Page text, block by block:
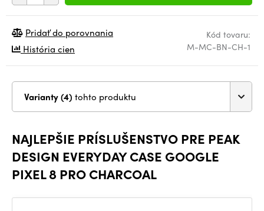
Kód tovaru:
M-MC-BN-CH-1
Pridať do porovnania
História cien
Varianty (4) tohto produktu
NAJLEPŠIE PRÍSLUŠENSTVO PRE PEAK
DESIGN EVERYDAY CASE GOOGLE
PIXEL 8 PRO CHARCOAL